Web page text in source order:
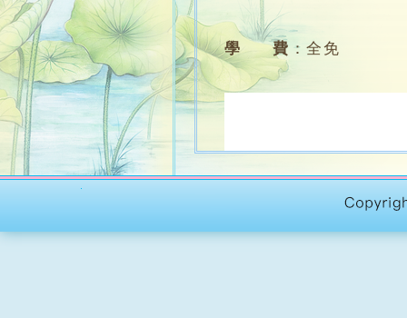
學 費 ：全免